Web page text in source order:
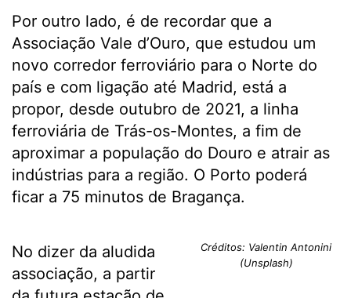
Por outro lado, é de recordar que a
Associação Vale d’Ouro, que estudou um
novo corredor ferroviário para o Norte do
país e com ligação até Madrid, está a
propor, desde outubro de 2021, a linha
ferroviária de Trás-os-Montes, a fim de
aproximar a população do Douro e atrair as
indústrias para a região. O Porto poderá
ficar a 75 minutos de Bragança.
Créditos: Valentin Antonini
(Unsplash)
No dizer da aludida
associação, a partir